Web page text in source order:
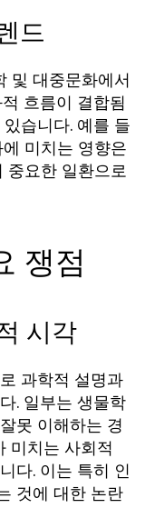
드
및 대중문화에서
흐름이 결합됨
습니다. 예를 들
미치는 영향은
중요한 일환으로
쟁점
시각
과학적 설명과
. 일부는 생물학
못 이해하는 경
미치는 사회적
다. 이는 특히 인
것에 대한 논란